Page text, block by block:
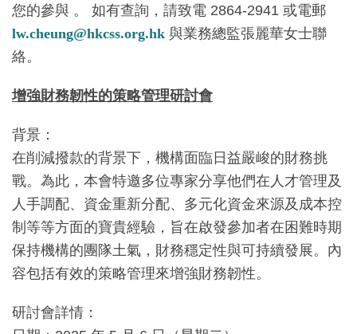
您的參與 。 如有查詢，請致電 2864-2941 或電郵
lw.cheung@hkcss.org.hk 與業務總監張麗華女士聯
絡。
增強財務韌性的策略管理研討會
背景：
在削減撥款的背景下，機構面臨日益嚴峻的財務挑
戰。為此，本會特邀多位專家分享他們在人才管理及
人手調配、資金重新分配、多元化資金來源及成本控
制等等方面的寶貴經驗，旨在啟發參加者在困難時期
保持機構的團隊土氣，財務穩定性與可持續發展。內
容包括有效的策略管理來增強財務韌性。
研討會詳情：